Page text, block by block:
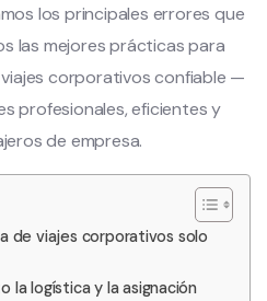
los principales errores que
las mejores prácticas para
corporativos confiable —
profesionales, eficientes y
de empresa.
de viajes corporativos solo
la logística y la asignación